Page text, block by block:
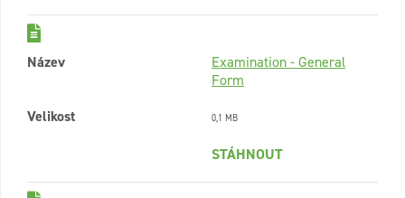
Název
Examination - General
Form
Velikost
0,1 MB
STÁHNOUT